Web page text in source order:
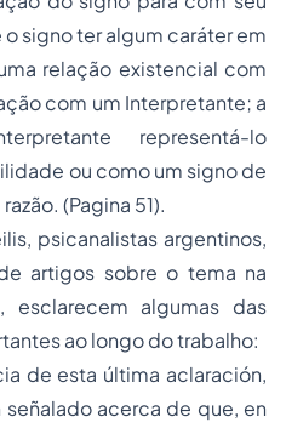
signo ter algum caráter em
relação existencial com
com um Interpretante; a
representá-lo
ou como um signo de
(Pagina 51).
psicanalistas argentinos,
artigos sobre o tema na
esclarecem algumas das
ao longo do trabalho:
de esta última aclaración,
acerca de que, en